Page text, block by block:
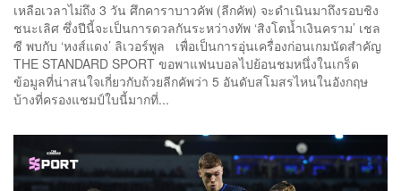
เหลือเวลาไม่ถึง 3 วัน ศึกคาราบาวคัพ (ลีกคัพ) จะดำเนินมาถึงรอบชิง
ชนะเลิศ ซึ่งปีนี้จะเป็นการดวลกันระหว่างทัพ ‘สิงโตน้ำเงินคราม’ เชล
ซี พบกับ ‘หงส์แดง’ ลิเวอร์พูล เพื่อเป็นการอุ่นเครื่องก่อนเกมนัดสำคัญ
THE STANDARD SPORT ขอพาแฟนบอลไปย้อนชมหนึ่งในเกร็ด
ข้อมูลที่น่าสนใจเกี่ยวกับถ้วยลีกคัพว่า 5 อันดับสโมสรไหนในอังกฤษ
บ้างที่ครองแชมป์ใบนี้มากที่...